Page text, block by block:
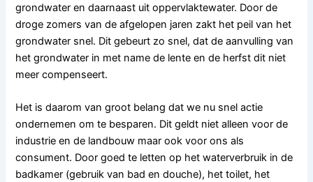
grondwater en daarnaast uit oppervlaktewater. Door de
droge zomers van de afgelopen jaren zakt het peil van het
grondwater snel. Dit gebeurt zo snel, dat de aanvulling van
het grondwater in met name de lente en de herfst dit niet
meer compenseert.
Het is daarom van groot belang dat we nu snel actie
ondernemen om te besparen. Dit geldt niet alleen voor de
industrie en de landbouw maar ook voor ons als
consument. Door goed te letten op het waterverbruik in de
badkamer (gebruik van bad en douche), het toilet, het